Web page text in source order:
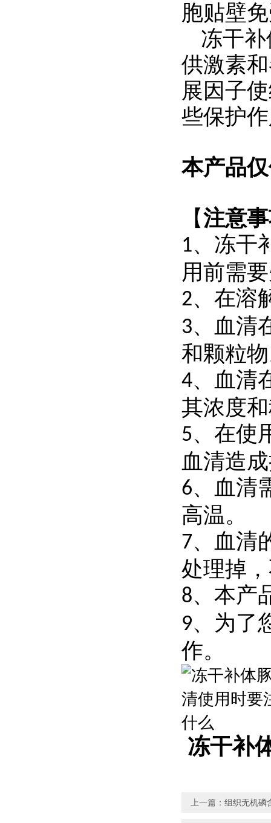
胞贴壁
冻干
供激素
展因子
些保护
本产品
【注意
1、 冻干
用前需
2、 在溶
3、
血清
和颗粒
4、
血清
其浓度
5、 在使
血清造
6、
血清
高温。
7、
血清
处理掉
8、本产
9、为了
作。
冻干补
上一篇： 组织无机磷